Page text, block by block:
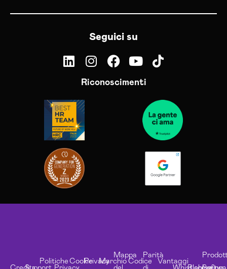
Seguici su
Riconoscimenti
Politiche CookiePrivacyMarchio
Mappa
Codice
Parità
Vantaggi